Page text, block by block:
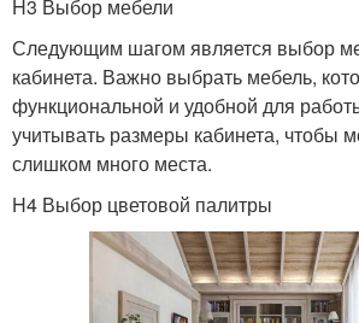
H3 Выбор мебели
Следующим шагом является выбор
кабинета. Важно выбрать мебель,
функциональной и удобной для
учитывать размеры кабинета, чтобы
слишком много места.
H4 Выбор цветовой палитры